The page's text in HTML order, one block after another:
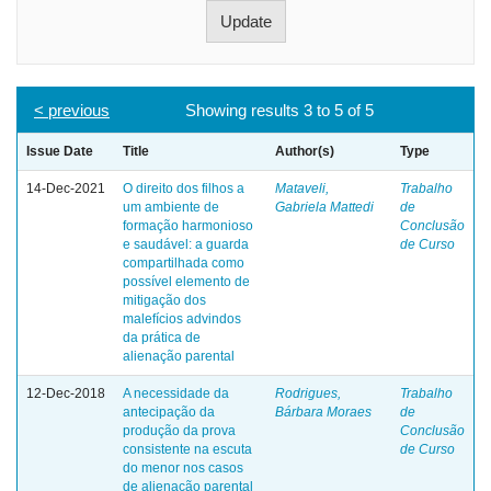
Showing results 3 to 5 of 5
< previous
Issue Date Title Author(s) Type
14-Dec-2021
O direito dos filhos a
um ambiente de
formação harmonioso
e saudável: a guarda
compartilhada como
possível elemento de
mitigação dos
malefícios advindos
da prática de
alienação parental
Mataveli,
Gabriela Mattedi
Trabalho
de
Conclusão
de Curso
12-Dec-2018
A necessidade da
antecipação da
produção da prova
consistente na escuta
do menor nos casos
de alienação parental
Rodrigues,
Bárbara Moraes
Trabalho
de
Conclusão
de Curso